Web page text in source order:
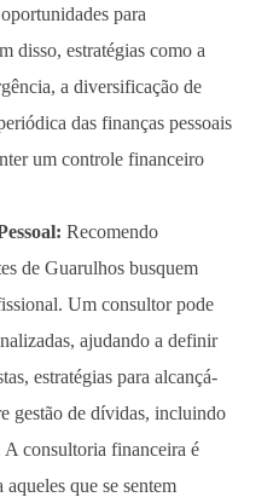
para
disso, estratégias como a
a diversificação de
das finanças pessoais
um controle financeiro
Recomendo
de Guarulhos busquem
Um consultor pode
ajudando a definir
estratégias para alcançá-
gestão de dívidas, incluindo
A consultoria financeira é
que se sentem